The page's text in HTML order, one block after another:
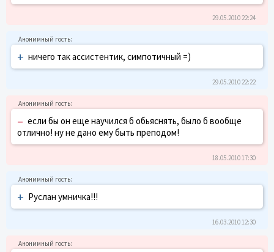
29.05.2010 22:24
+ ничего так ассистентик, симпотичный =)
29.05.2010 22:22
– если бы он еще научился б обьяснять, было б вообще
отлично! ну не дано ему быть преподом!
18.05.2010 17:30
+ Руслан умничка!!!
16.03.2010 12:30